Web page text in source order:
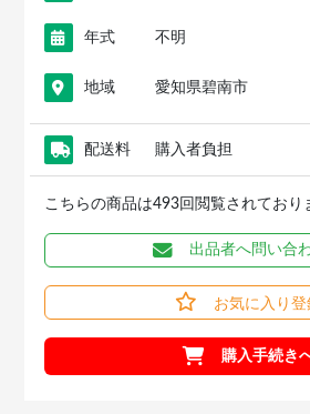
年式 不明
地域 愛知県碧南市
配送料 購入者負担
こちらの商品は493回閲覧されており
出品者へ問い合
お気に入り登
購入手続き